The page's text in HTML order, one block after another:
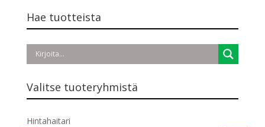
Hae tuotteista
Valitse tuoteryhmistä
Hintahaitari